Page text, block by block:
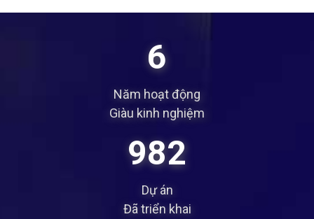
8
Năm hoạt động
Giàu kinh nghiệm
1212
Dự án
Đã triển khai